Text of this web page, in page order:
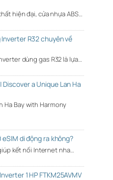
hiện đại, cửa nhựa ABS…
R32 chuyên về
dùng gas R32 là lựa…
a Unique Lan Ha
Ha Bay with Harmony
di động ra không?
kết nối Internet nha…
1 HP FTKM25AVMV